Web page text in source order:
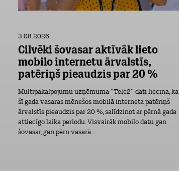
3.08.2026
Cilvēki šovasar aktīvāk lieto
mobilo internetu ārvalstīs,
patēriņš pieaudzis par 20 %
Multipakalpojumu uzņēmuma “Tele2” dati liecina, ka
šī gada vasaras mēnešos mobilā interneta patēriņš
ārvalstīs pieaudzis par 20 %, salīdzinot ar pērnā gada
attiecīgo laika periodu. Visvairāk mobilo datu gan
šovasar, gan pērn vasarā...